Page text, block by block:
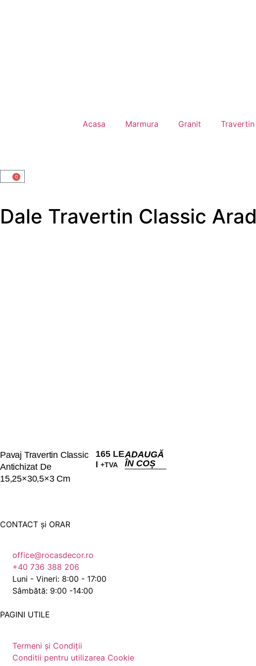
Acasa Marmura Granit Travertin
0
Dale Travertin Classic Arad
Pavaj Travertin Classic
Antichizat De
15,25×30,5×3 Cm
165 LE
I +TVA
ADAUGĂ
ÎN COȘ
CONTACT și ORAR
office@rocasdecor.ro
+40 736 388 206
Luni - Vineri: 8:00 - 17:00
Sâmbătă: 9:00 -14:00
PAGINI UTILE
Termeni și Condiții
Conditii pentru utilizarea Cookie